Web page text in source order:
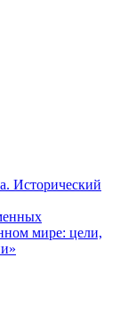
Исторический
мире: цели,